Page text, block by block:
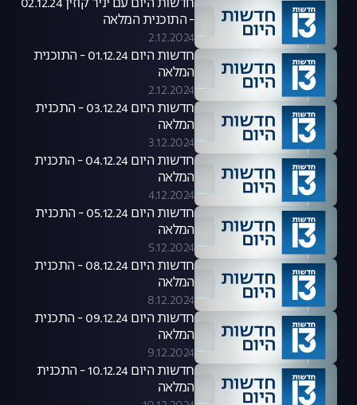
חדשות היום עם יניר קוזין 02.12.24
- התוכנית המלאה
2.12.2024
חדשות היום 01.12.24 - התוכנית
המלאה
2.12.2024
חדשות היום 03.12.24 - התכנית
המלאה
3.12.2024
חדשות היום 04.12.24 - התכנית
המלאה
4.12.2024
חדשות היום 05.12.24 - התכנית
המלאה
5.12.2024
חדשות היום 08.12.24 - התכנית
המלאה
8.12.2024
חדשות היום 09.12.24 - התכנית
המלאה
9.12.2024
חדשות היום 10.12.24 - התכנית
המלאה